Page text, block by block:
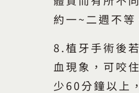
約一~二週不等
8.植牙手術後
血現象，可咬
少60分鐘以上